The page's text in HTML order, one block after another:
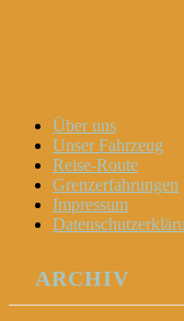
Menu
Widgets
Search
Skip
content
Über uns
Unser Fahrzeug
Reise-Route
Grenzerfahrungen
Impressum
ARCHIV